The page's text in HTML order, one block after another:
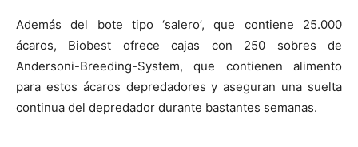
Además del bote tipo ‘salero’, que contiene 25.000
ácaros, Biobest ofrece cajas con 250 sobres de
Andersoni-Breeding-System, que contienen alimento
para estos ácaros depredadores y aseguran una suelta
continua del depredador durante bastantes semanas.